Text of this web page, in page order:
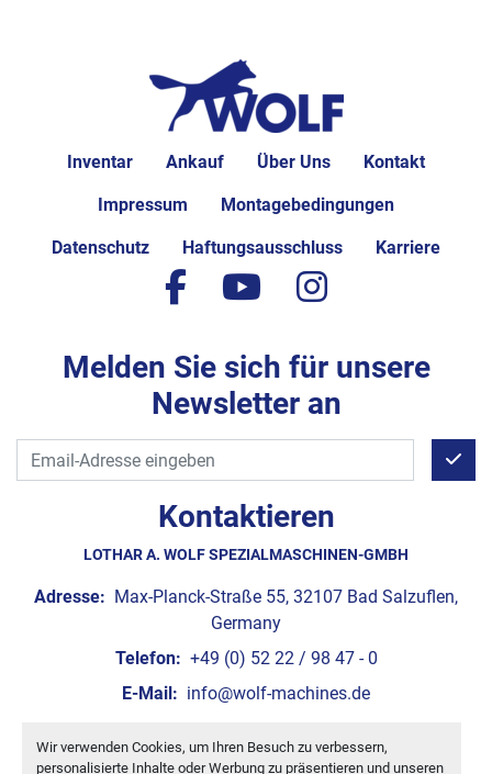
Wir verwenden Cookies, um Ihren Besuch zu verbessern,
personalisierte Inhalte oder Werbung zu präsentieren und unseren
Inventar Ankauf Über Uns Kontakt
Impressum Montagebedingungen
Datenschutz Haftungsausschluss Karriere
Kontaktieren
LOTHAR A. WOLF SPEZIALMASCHINEN-GMBH
Adresse: Max-Planck-Straße 55, 32107 Bad Salzuflen,
Germany
Telefon: +49 (0) 52 22 / 98 47 - 0
E-Mail: info@wolf-machines.de
Cookie-Einstellungen
facebook
youtubeinstagram
Melden Sie sich für unsere
Newsletter an